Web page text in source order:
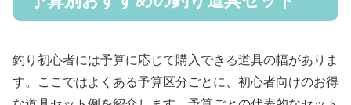
釣り初心者には予算に応じて購入できる道具の幅がありま
す。ここではよくある予算区分ごとに、初心者向けのお得